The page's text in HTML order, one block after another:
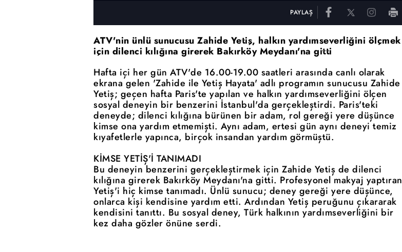
PAYLAŞ
ATV'nin ünlü sunucusu Zahide Yetiş, halkın yardımseverliğini ölçmek
için dilenci kılığına girerek Bakırköy Meydanı'na gitti
Hafta içi her gün ATV'de 16.00-19.00 saatleri arasında canlı olarak
ekrana gelen 'Zahide ile Yetiş Hayata' adlı programın sunucusu Zahide
Yetiş; geçen hafta Paris'te yapılan ve halkın yardımseverliğini ölçen
sosyal deneyin bir benzerini İstanbul'da gerçekleştirdi. Paris'teki
deneyde; dilenci kılığına bürünen bir adam, rol gereği yere düşünce
kimse ona yardım etmemişti. Aynı adam, ertesi gün aynı deneyi temiz
kıyafetlerle yapınca, birçok insandan yardım görmüştü.
KİMSE YETİŞ'İ TANIMADI
Bu deneyin benzerini gerçekleştirmek için Zahide Yetiş de dilenci
kılığına girerek Bakırköy Meydanı'na gitti. Profesyonel makyaj yaptıran
Yetiş'i hiç kimse tanımadı. Ünlü sunucu; deney gereği yere düşünce,
onlarca kişi kendisine yardım etti. Ardından Yetiş peruğunu çıkararak
kendisini tanıttı. Bu sosyal deney, Türk halkının yardımseverliğini bir
kez daha gözler önüne serdi.